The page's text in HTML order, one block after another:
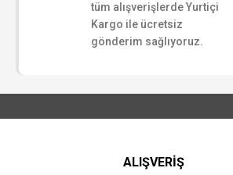
tüm alışverişlerde Yurtiçi
Kargo ile ücretsiz
gönderim sağlıyoruz.
ALIŞVERİŞ